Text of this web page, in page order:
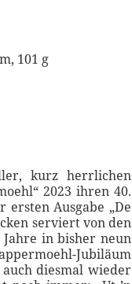
101 g
kurz herrlichen
2023 ihren 40.
Ausgabe „De
serviert von den
in bisher neun
Jubiläum
diesmal wieder